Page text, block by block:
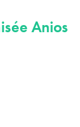
Anios